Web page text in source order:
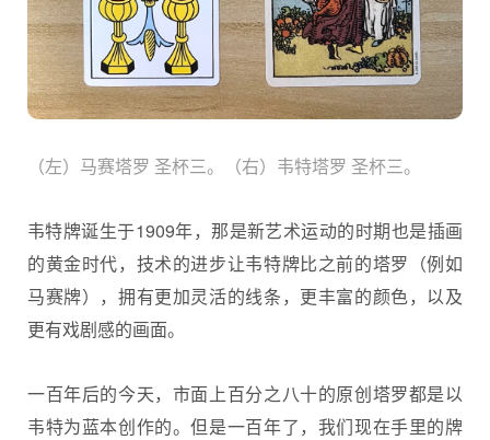
（左）马赛塔罗 圣杯三。（右）韦特塔罗 圣杯三。
韦特牌诞生于1909年，那是新艺术运动的时期也是插画
的黄金时代，技术的进步让韦特牌比之前的塔罗（例如
马赛牌），拥有更加灵活的线条，更丰富的颜色，以及
更有戏剧感的画面。
一百年后的今天，市面上百分之八十的原创塔罗都是以
韦特为蓝本创作的。但是一百年了，我们现在手里的牌